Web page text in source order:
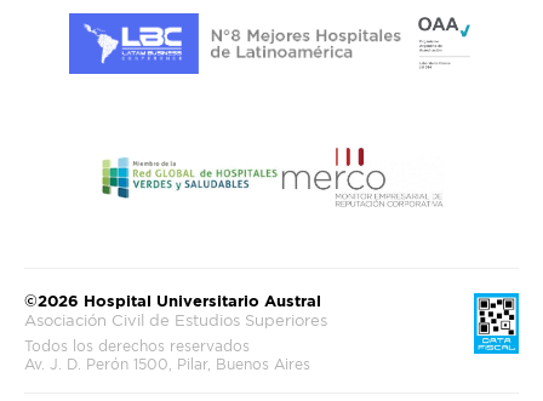
©2026 Hospital Universitario Austral
Asociación Civil de Estudios Superiores
Todos los derechos reservados
Av. J. D. Perón 1500, Pilar, Buenos Aires